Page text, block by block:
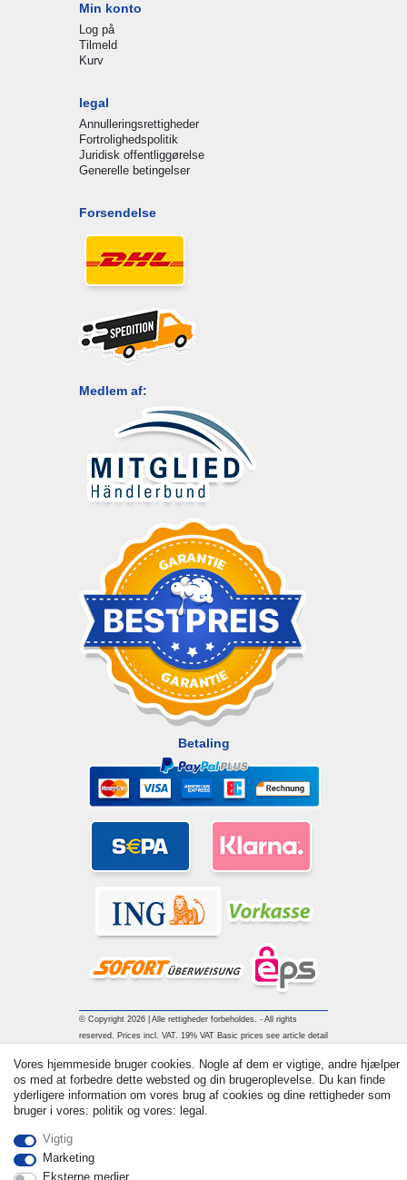
Min konto
Log på
Tilmeld
Kurv
legal
Annulleringsrettigheder
Fortrolighedspolitik
Juridisk offentliggørelse
Generelle betingelser
Forsendelse
Medlem af:
Betaling
© Copyright 2026 | Alle rettigheder forbeholdes. - All rights
reserved. Prices incl. VAT. 19% VAT Basic prices see article detail
Vores hjemmeside bruger cookies. Nogle af dem er vigtige, andre hjælper
os med at forbedre dette websted og din brugeroplevelse. Du kan finde
yderligere information om vores brug af cookies og dine rettigheder som
bruger i vores: politik og vores: legal.
Vigtig
Marketing
Eksterne medier
Withdraw from contract here Kontakt